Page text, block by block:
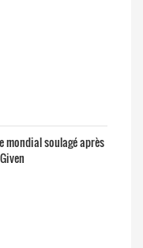
mondial soulagé après